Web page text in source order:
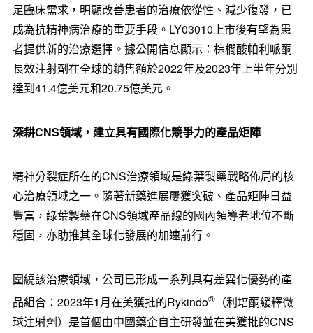
足臨床需求，明顯改善患者的治療依從性、減少復發，已
成為抗精神病治療的重要手段。LY03010上市後有望為患
者提供新的治療選擇。據公開信息顯示：棕櫚酸帕利哌酮
長效注射劑在全球的銷售額於2022年及2023年上半年分別
達到41.4億美元和20.75億美元。
深耕CNS領域，建立具有國際化競爭力的產品矩陣
精神分裂症所在的CNS治療領域是綠葉製藥戰略佈局的核
心治療領域之一。隨著新藥進展屢獲突破、產品矩陣日益
豐富，綠葉製藥在CNS領域產品線的國內領導者地位不斷
穩固，亦助推其全球化發展的加速前行。
圍繞該治療領域，公司已形成一系列具有差異化優勢的產
品組合：2023年1月在美獲批的Rykindo®（利培酮緩釋微
球注射劑）是首個由中國藥企自主研發並在美獲批的CNS